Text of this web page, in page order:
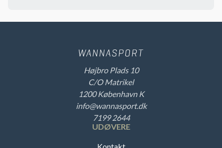
Højbro Plads 10
C/O Matrikel
1200 København K
info@wannasport.dk
7199 2644
UDØVERE